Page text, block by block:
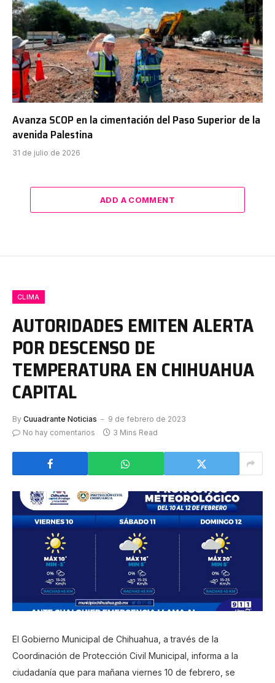
Avanza SCOP en la cimentación del Paso Superior de la
avenida Palestina
31 de julio de 2026
ADD A COMMENT
CLIMA
AUTORIDADES EMITEN ALERTA
POR DESCENSO DE
TEMPERATURA EN CHIHUAHUA
CAPITAL
By Cuuadrante Noticias
9 de febrero de 2023
No hay comentarios
3 Mins Read
El Gobierno Municipal de Chihuahua, a través de la
Coordinación de Protección Civil Municipal, informa a la
ciudadanía que para mañana viernes 10 de febrero, se